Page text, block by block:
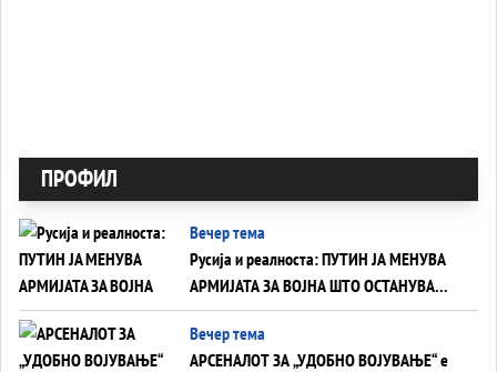
ПРОФИЛ
Вечер тема
Русија и реалноста: ПУТИН ЈА МЕНУВА
АРМИЈАТА ЗА ВОЈНА ШТО ОСТАНУВА
БЕЗ ФРОНТ
Вечер тема
АРСЕНАЛОТ ЗА „УДОБНО ВОЈУВАЊЕ“ е